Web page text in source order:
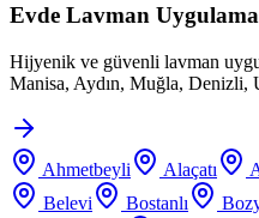
Evde Lavman
Hijyenik ve güvenli lavman
Manisa, Aydın, Muğla, Denizli,
Ahmetbeyli Alaçatı
Belevi
Bostanlı